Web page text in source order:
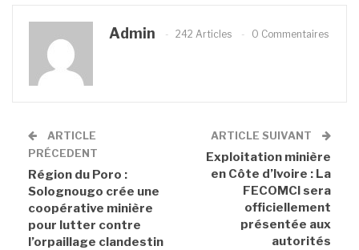
Admin 242 Articles 0 Commentaires
ARTICLE
PRÉCEDENT
Région du Poro :
Solognougo crée une
coopérative minière
pour lutter contre
l’orpaillage clandestin
ARTICLE SUIVANT
Exploitation minière
en Côte d’Ivoire : La
FECOMCI sera
officiellement
présentée aux
autorités